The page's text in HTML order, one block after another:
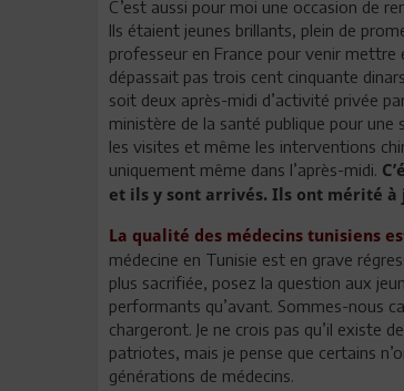
C’est aussi pour moi une occasion de
Ils étaient jeunes brillants, plein de
professeur en France pour venir mettre
dépassait pas trois cent cinquante
soit deux après-midi d’activité privée
ministère de la santé publique pour
les visites et même les interventions
uniquement même dans l’après-midi.
et ils y sont arrivés. Ils ont mérité à
La qualité des médecins tunisiens
médecine en Tunisie est en grave
plus sacrifiée, posez la question aux
performants qu’avant. Sommes-nous
chargeront. Je ne crois pas qu’il existe
patriotes, mais je pense que certains
générations de médecins.